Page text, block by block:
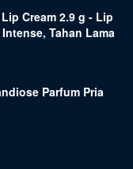
Cream 2.9 g - Lip
Tahan Lama
Parfum Pria